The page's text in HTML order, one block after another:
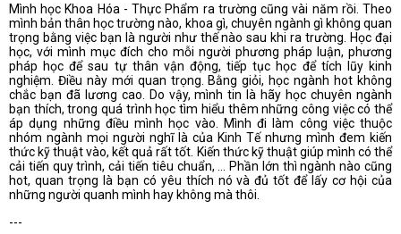
Mình học Khoa Hóa - Thực Phẩm ra trường cũng vài năm rồi. Theo
mình bản thân học trường nào, khoa gì, chuyên ngành gì không quan
trọng bằng việc bạn là người như thế nào sau khi ra trường. Học đại
học, với mình mục đích cho mỗi người phương pháp luận, phương
pháp học để sau tự thân vận động, tiếp tục học để tích lũy kinh
nghiệm. Điều này mới quan trọng. Bằng giỏi, học ngành hot không
chắc bạn đã lương cao. Do vậy, mình tin là hãy học chuyên ngành
bạn thích, trong quá trình học tìm hiểu thêm những công việc có thể
áp dụng những điều mình học vào. Mình đi làm công việc thuộc
nhóm ngành mọi người nghĩ là của Kinh Tế nhưng mình đem kiến
thức kỹ thuật vào, kết quả rất tốt. Kiến thức kỹ thuật giúp mình có thể
cải tiến quy trình, cải tiến tiêu chuẩn, ... Phần lớn thì ngành nào cũng
hot, quan trọng là bạn có yêu thích nó và đủ tốt để lấy cơ hội của
những người quanh mình hay không mà thôi.
---